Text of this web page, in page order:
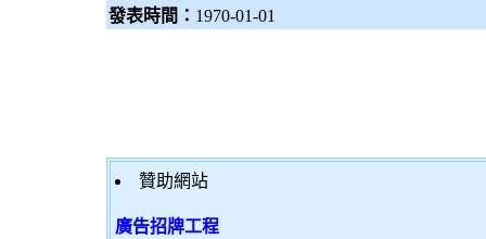
發表時間： 1970-01-01
贊助網站
廣告招牌工程